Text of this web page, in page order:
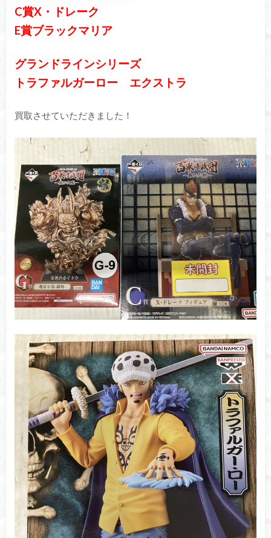
C賞X・ドレーク
E賞ブラックマリア
グランドラインシリーズ
トラファルガーロー エクストラ
買取させていただきました！